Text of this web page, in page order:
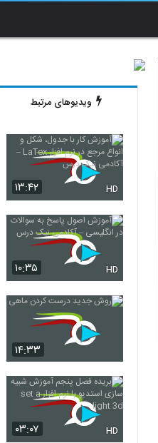
ویدیوهای مرتبط
۱۳:۴۲ HD
۱۰:۳۵ HD
۱۴:۳۳
۰۳:۰۷ HD